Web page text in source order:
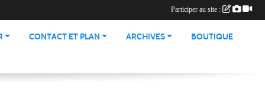
CONTACT ET PLAN ARCHIVES
BOUTIQUE
Participer au site :